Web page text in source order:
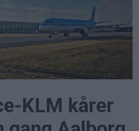
KLM kårer